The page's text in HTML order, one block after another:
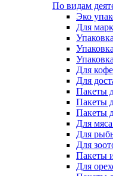
По видам
Эко
Для
Для
Для
Пакеты
Пакеты
Пакеты
Для
Для
Для
Пакеты
Для